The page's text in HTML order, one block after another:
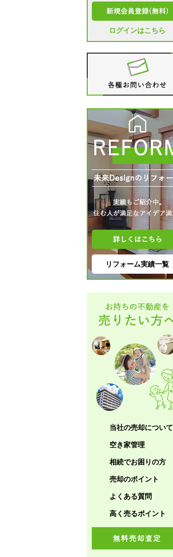
ログインはこちら
リフォーム実績一覧
当社の売却について
空き家管理
相続でお困りの方
売却のポイント
よくある質問
高く売るポイント
無料売却査定